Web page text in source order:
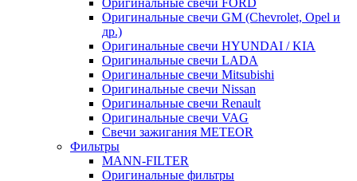
Оригинальные свечи FORD
Оригинальные свечи GM (Chevrolet, Opel и
др.)
Оригинальные свечи HYUNDAI / KIA
Оригинальные свечи LADA
Оригинальные свечи Mitsubishi
Оригинальные свечи Nissan
Оригинальные свечи Renault
Оригинальные свечи VAG
Свечи зажигания METEOR
Фильтры
MANN-FILTER
Оригинальные фильтры